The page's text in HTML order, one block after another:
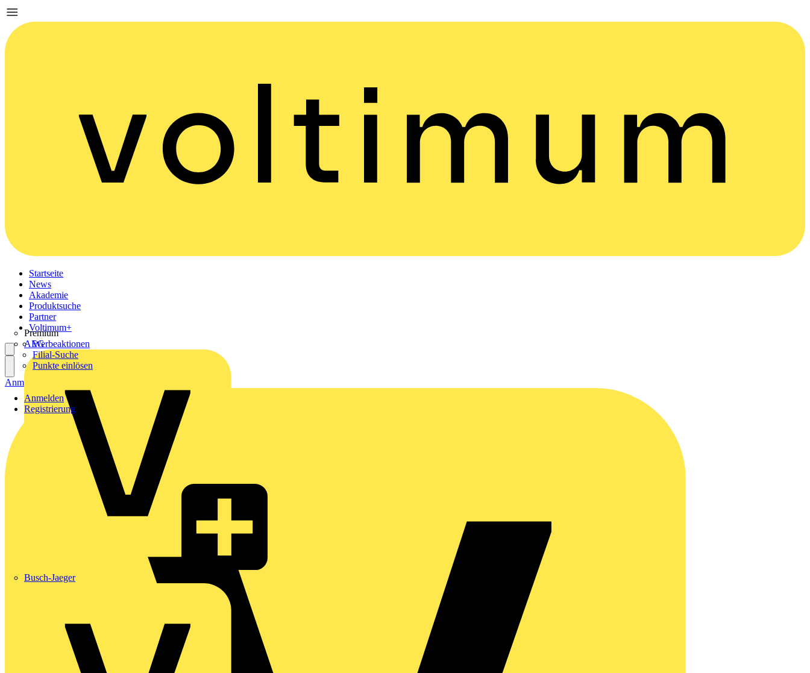
Startseite
News
Akademie
Produktsuche
Partner
Premium
AEG
Busch-Jaeger
Voltimum+
Werbeaktionen
Filial-Suche
Punkte einlösen
Anmelden
Registrierung
Anmelden